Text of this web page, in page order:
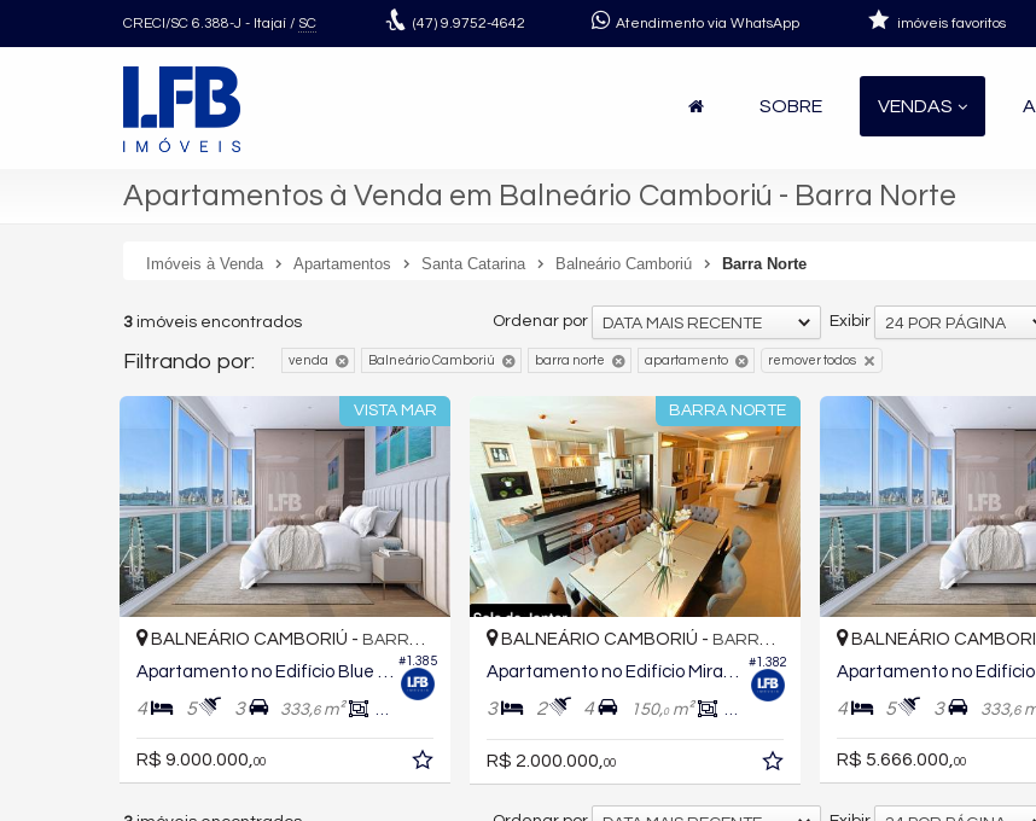
CRECI/SC 6.388-J - Itajaí / SC (47) 9.9752-4642 Atendimento via WhatsApp imóveis favoritos
SOBRE VENDAS
Apartamentos à Venda em Balneário Camboriú - Barra Norte
Imóveis à Venda Apartamentos Santa Catarina Balneário Camboriú Barra Norte
3 imóveis encontrados Exibir 24 POR PÁGINA
Ordenar por DATA MAIS RECENTE
Filtrando por: venda Balneário Camboriú barra norte apartamento remover todos
VISTA MAR
#1.385
BALNEÁRIO CAMBORIÚ - BARRA NORTE
4 5 3 333,6m² 164,
R$ 9.000.000, 00
BARRA NORTE
#1.382
BALNEÁRIO CAMBORIÚ - BARRA NORTE
3 2 4 150,0m² 119,
R$ 2.000.000, 00
BALNEÁRIO
4 5 3 333,6
R$ 5.666.000, 00